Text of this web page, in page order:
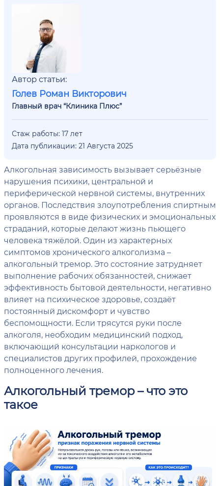
Автор статьи:
Голев Роман Викторович
Главный врач “Клиника Плюс”
Стаж работы: 17 лет
Дата публикации: 21 Августа 2025
Алкогольная зависимость вызывает серьёзные
нарушения психики, центральной и
периферической нервной системы, внутренних
органов. Последствия злоупотребления спиртным
проявляются в виде физических и эмоциональных
страданий, которые делают жизнь пьющего
человека тяжёлой. Один из характерных
симптомов хронического алкоголизма –
алкогольный тремор. Это состояние затрудняет
выполнение рабочих обязанностей, снижает
эффективность бытовой деятельности, негативно
влияет на психическое здоровье, создаёт
постоянный дискомфорт и чувство
беспомощности. Если трясутся руки после
алкоголя, необходим медицинский подход,
включающий консультации наркологов и
специалистов других профилей, прохождение
полноценного лечения.
Алкогольный тремор – что это
такое